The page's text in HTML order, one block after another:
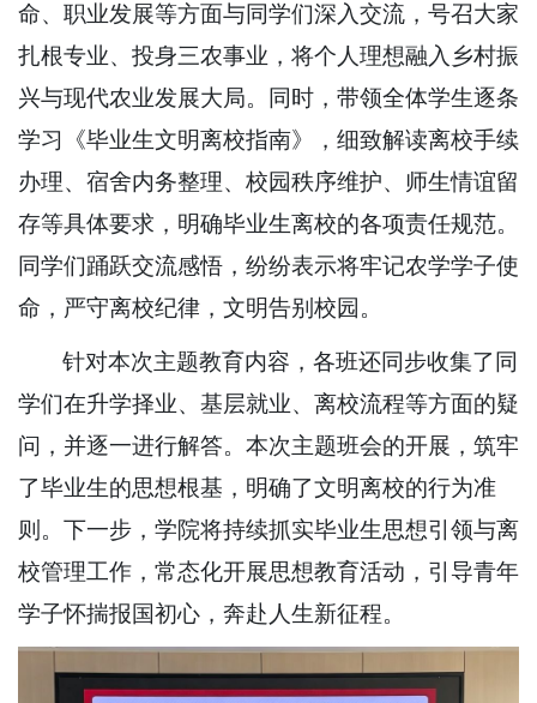
命、职业发展等方面与同学们深入交流，号召大家
扎根专业、投身三农事业，将个人理想融入乡村振
兴与现代农业发展大局。同时，带领全体学生逐条
学习《毕业生文明离校指南》，细致解读离校手续
办理、宿舍内务整理、校园秩序维护、师生情谊留
存等具体要求，明确毕业生离校的各项责任规范。
同学们踊跃交流感悟，纷纷表示将牢记农学学子使
命，严守离校纪律，文明告别校园。
针对本次主题教育内容，各班还同步收集了同
学们在升学择业、基层就业、离校流程等方面的疑
问，并逐一进行解答。本次主题班会的开展，筑牢
了毕业生的思想根基，明确了文明离校的行为准
则。下一步，学院将持续抓实毕业生思想引领与离
校管理工作，常态化开展思想教育活动，引导青年
学子怀揣报国初心，奔赴人生新征程。